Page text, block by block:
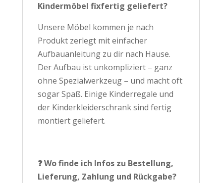
Kindermöbel fixfertig geliefert?
Unsere Möbel kommen je nach
Produkt zerlegt mit einfacher
Aufbauanleitung zu dir nach Hause.
Der Aufbau ist unkompliziert – ganz
ohne Spezialwerkzeug – und macht oft
sogar Spaß. Einige Kinderregale und
der Kinderkleiderschrank sind fertig
montiert geliefert.
❓ Wo finde ich Infos zu Bestellung,
Lieferung, Zahlung und Rückgabe?